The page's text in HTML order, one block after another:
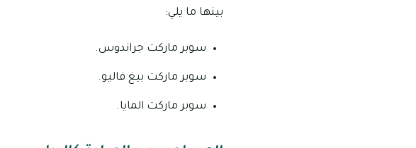
بينها ما يلي:
سوبر ماركت جراندوس.
سوبر ماركت بيغ فاليو.
سوبر ماركت المايا.